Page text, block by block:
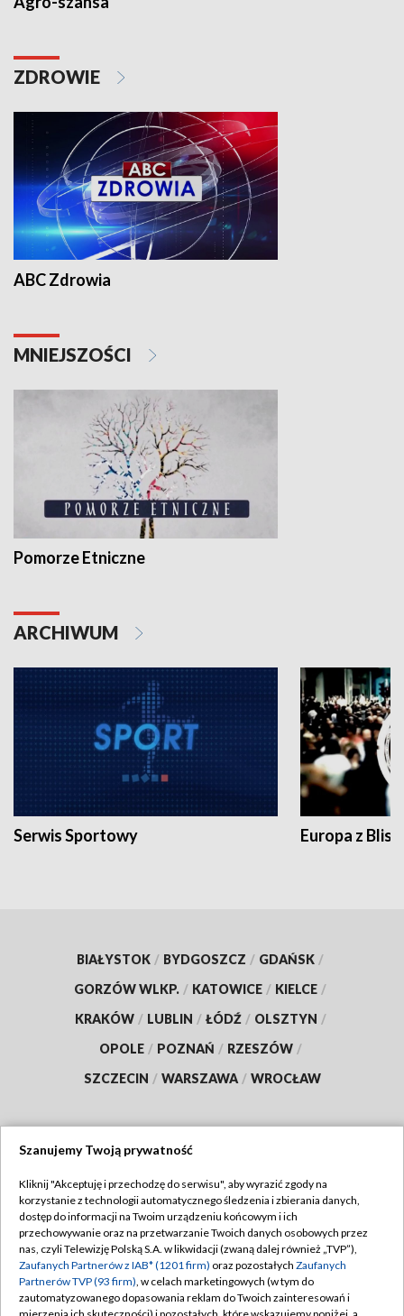
ZDROWIE
ABC Zdrowia
MNIEJSZOŚCI
Pomorze Etniczne
ARCHIWUM
Serwis Sportowy Europa z
BIAŁYSTOK / BYDGOSZCZ / GDAŃSK /
GORZÓW WLKP. / KATOWICE / KIELCE /
KRAKÓW / LUBLIN / ŁÓDŹ / OLSZTYN /
OPOLE / POZNAŃ / RZESZÓW /
SZCZECIN / WARSZAWA / WROCŁAW
TVP
Abonament TVP
Emisja w TVP
Centrum informacji TVP
Regulamin TVP
Polityka prywatności
Moje zgody
Szanujemy Twoją prywatność
Kliknij "Akceptuję i przechodzę do serwisu", aby wyrazić zgody na
korzystanie z technologii automatycznego śledzenia i zbierania danych,
dostęp do informacji na Twoim urządzeniu końcowym i ich
przechowywanie oraz na przetwarzanie Twoich danych osobowych przez
nas, czyli Telewizję Polską S.A. w likwidacji (zwaną dalej również „TVP”),
Zaufanych Partnerów z IAB* (1201 firm) oraz pozostałych Zaufanych
Partnerów TVP (93 firm), w celach marketingowych (w tym do
zautomatyzowanego dopasowania reklam do Twoich zainteresowań i